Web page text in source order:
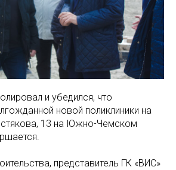
и убедился, что
новой поликлиники на
13 на Южно-Чемском
представитель ГК «ВИС»